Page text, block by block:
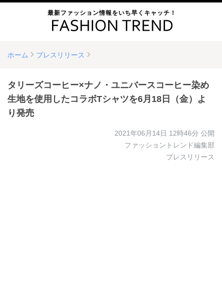
最新ファッション情報をいち早くキャッチ！
ホーム プレスリリース
タリーズコーヒー×ナノ・ユニバースコーヒー染め
生地を使用したコラボTシャツを6月18日（金）よ
り発売
2021年06月14日 12時46分 公開
ファッショントレンド編集部
プレスリリース